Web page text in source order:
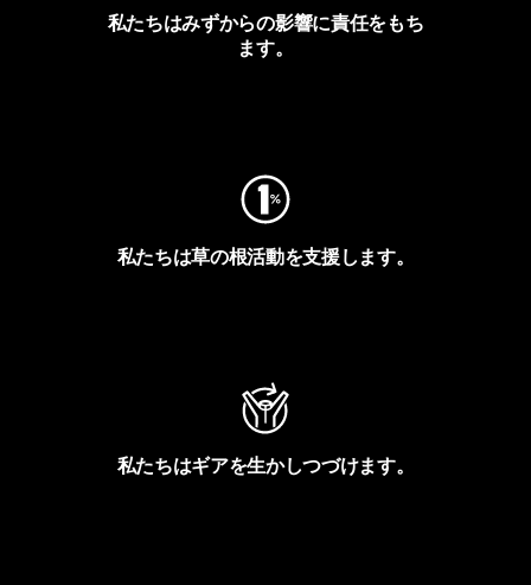
私たちはみずからの影響に責任をもち
ます。
私たちは草の根活動を支援します。
私たちはギアを生かしつづけます。